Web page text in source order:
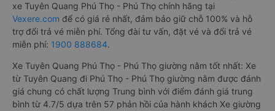
xe Tuyên Quang Phú Thọ - Phú Thọ chính hãng tại
Vexere.com để có giá rẻ nhất, đảm bảo giữ chỗ 100% và hỗ
trợ đổi trả vé miễn phí. Tổng đài tư vấn, đặt vé và đổi trả vé
miễn phí: 1900 888684.
Xe Tuyên Quang Phú Thọ - Phú Thọ giường nằm tốt nhất: Xe
từ Tuyên Quang đi Phú Thọ - Phú Thọ giường nằm được đánh
giá chung có chất lượng Trung bình với điểm đánh giá trung
bình từ 4.7/5 dựa trên 57 phản hồi của hành khách Xe giường